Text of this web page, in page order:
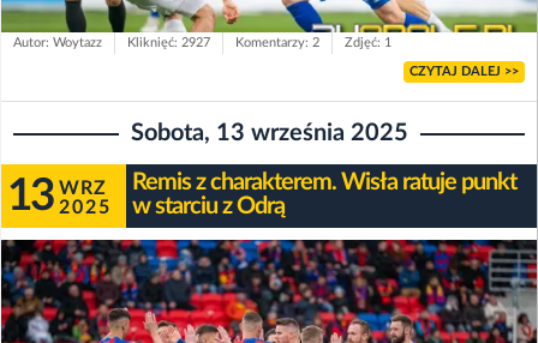
Autor: Woytazz Kliknięć: 2927 Komentarzy: 2 Zdjęć: 1
CZYTAJ DALEJ >>
Sobota, 13 września 2025
13 WRZ
2025
Remis z charakterem. Wisła ratuje punkt
w starciu z Odrą